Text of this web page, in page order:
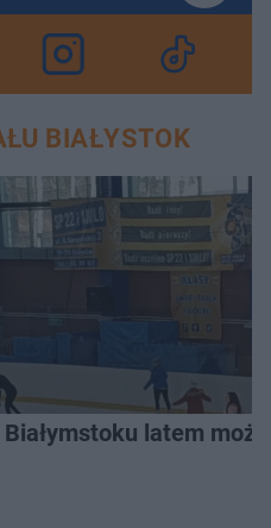
BIAŁYSTOK
latem